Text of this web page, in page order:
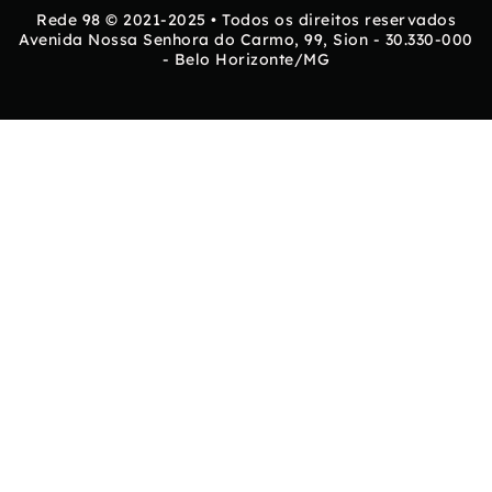
Rede 98 © 2021-2025 • Todos os direitos reservados
Avenida Nossa Senhora do Carmo, 99, Sion - 30.330-000
- Belo Horizonte/MG